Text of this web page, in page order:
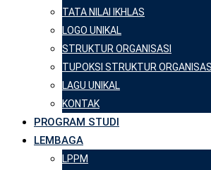
TATA NILAI IKHLAS
LOGO UNIKAL
STRUKTUR ORGANISASI
TUPOKSI STRUKTUR
LAGU UNIKAL
KONTAK
PROGRAM STUDI
LEMBAGA
LPPM